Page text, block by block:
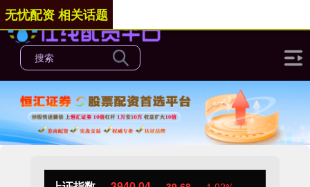
无忧配资 相关话题